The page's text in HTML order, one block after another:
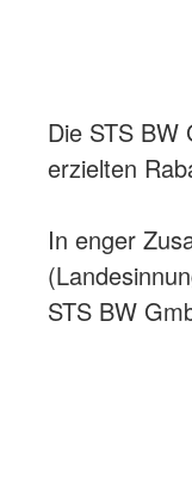
Die STS BW
erzielten
In enger
STS BW